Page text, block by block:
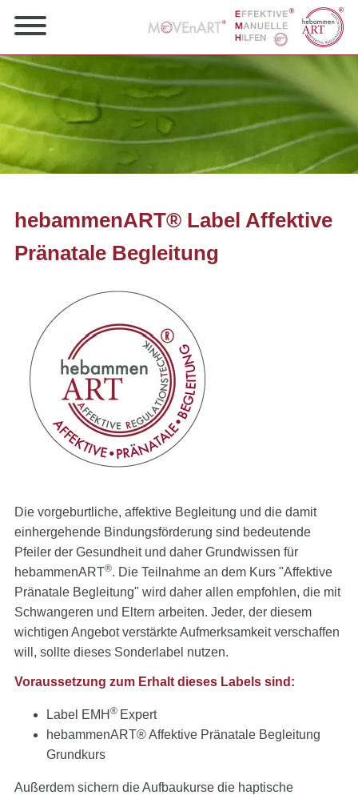
hebammenART® Label Affektive
Pränatale Begleitung
Die vorgeburtliche, affektive Begleitung und die damit
einhergehende Bindungsförderung sind bedeutende
Pfeiler der Gesundheit und daher Grundwissen für
hebammenART®. Die Teilnahme an dem Kurs "Affektive
Pränatale Begleitung" wird daher allen empfohlen, die mit
Schwangeren und Eltern arbeiten. Jeder, der diesem
wichtigen Angebot verstärkte Aufmerksamkeit verschaffen
will, sollte dieses Sonderlabel nutzen.
Voraussetzung zum Erhalt dieses Labels sind:
Label EMH ® Expert
hebammenART® Affektive Pränatale Begleitung
Grundkurs
Außerdem sichern die Aufbaukurse die haptische